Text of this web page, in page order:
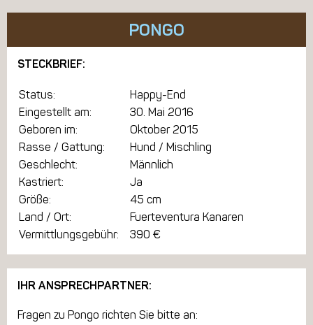
PONGO
STECKBRIEF:
Status:
Happy-End
Eingestellt am:
30. Mai 2016
Geboren im:
Oktober 2015
Rasse / Gattung:
Hund / Mischling
Geschlecht:
Männlich
Kastriert:
Ja
Größe:
45 cm
Land / Ort:
Fuerteventura Kanaren
Vermittlungsgebühr:
390 €
IHR ANSPRECHPARTNER:
Fragen zu Pongo richten Sie bitte an: